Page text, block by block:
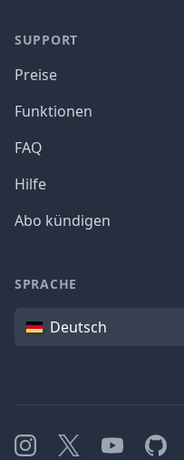
SUPPORT
Preise
Funktionen
FAQ
Hilfe
Abo kündigen
SPRACHE
SpracheDeutsch
Instagram
X YouTubeGitHub